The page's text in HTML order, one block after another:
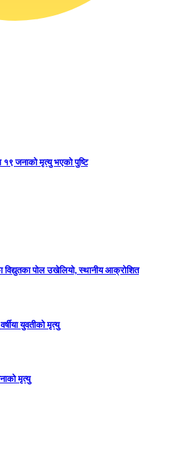
१९ जनाको मृत्यु भएको पुष्टि
विद्युतका पोल उखेलियो, स्थानीय आक्रोशित
युवतीको मृत्यु
मृत्यु